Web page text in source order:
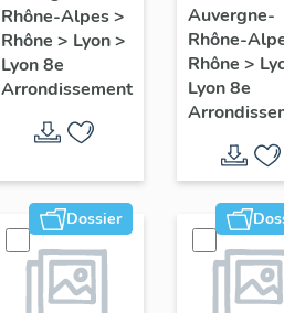
fonts
baptismaux
Rhône-Alpes>
Rhône > Lyon>
Lyon 8e
Arrondissement
Auvergne-
Rhône-
Rhône >
Lyon 8e
Dossier